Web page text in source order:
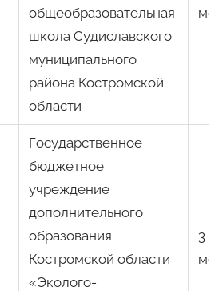
общеобразовательная
школа Судиславского
муниципального
района Костромской
области
Государственное
бюджетное
учреждение
дополнительного
образования
Костромской области
«Эколого-
3